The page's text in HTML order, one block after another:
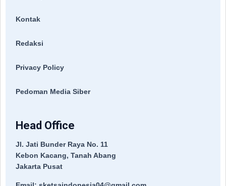
Kontak
Redaksi
Privacy Policy
Pedoman Media Siber
Head Office
Jl. Jati Bunder Raya No. 11
Kebon Kacang, Tanah Abang
Jakarta Pusat